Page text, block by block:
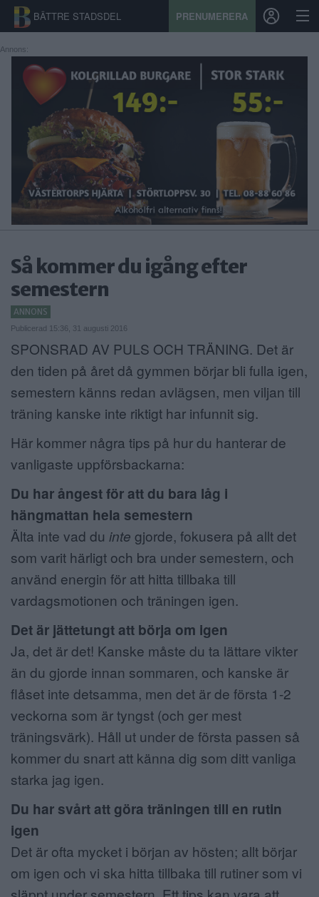
BÄTTRE STADSDEL PRENUMERERA
START
STADSDEL
PRENUMERATION
SPORT
ÅSIKTER
KONTAKT
SAMARBETEN
NÄRINGSLIV
Annons:
Så kommer du igång efter
semestern
ANNONS
Publicerad 15:36, 31 augusti 2016
SPONSRAD AV PULS OCH TRÄNING. Det är
den tiden på året då gymmen börjar bli fulla igen,
semestern känns redan avlägsen, men viljan till
träning kanske inte riktigt har infunnit sig.
Här kommer några tips på hur du hanterar de
vanligaste uppförsbackarna:
Du har ångest för att du bara låg i
hängmattan hela semestern
Älta inte vad du inte gjorde, fokusera på allt det
som varit härligt och bra under semestern, och
använd energin för att hitta tillbaka till
vardagsmotionen och träningen igen.
Det är jättetungt att börja om igen
Ja, det är det! Kanske måste du ta lättare vikter
än du gjorde innan sommaren, och kanske är
flåset inte detsamma, men det är de första 1-2
veckorna som är tyngst (och ger mest
träningsvärk). Håll ut under de första passen så
kommer du snart att känna dig som ditt vanliga
starka jag igen.
Du har svårt att göra träningen till en rutin
igen
Det är ofta mycket i början av hösten; allt börjar
om igen och vi ska hitta tillbaka till rutiner som vi